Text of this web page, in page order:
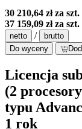
30 210,64 złza szt.
37 159,09 złza szt.
netto /
brutto
Do wyceny
Licencja
(2
typu
1 rok